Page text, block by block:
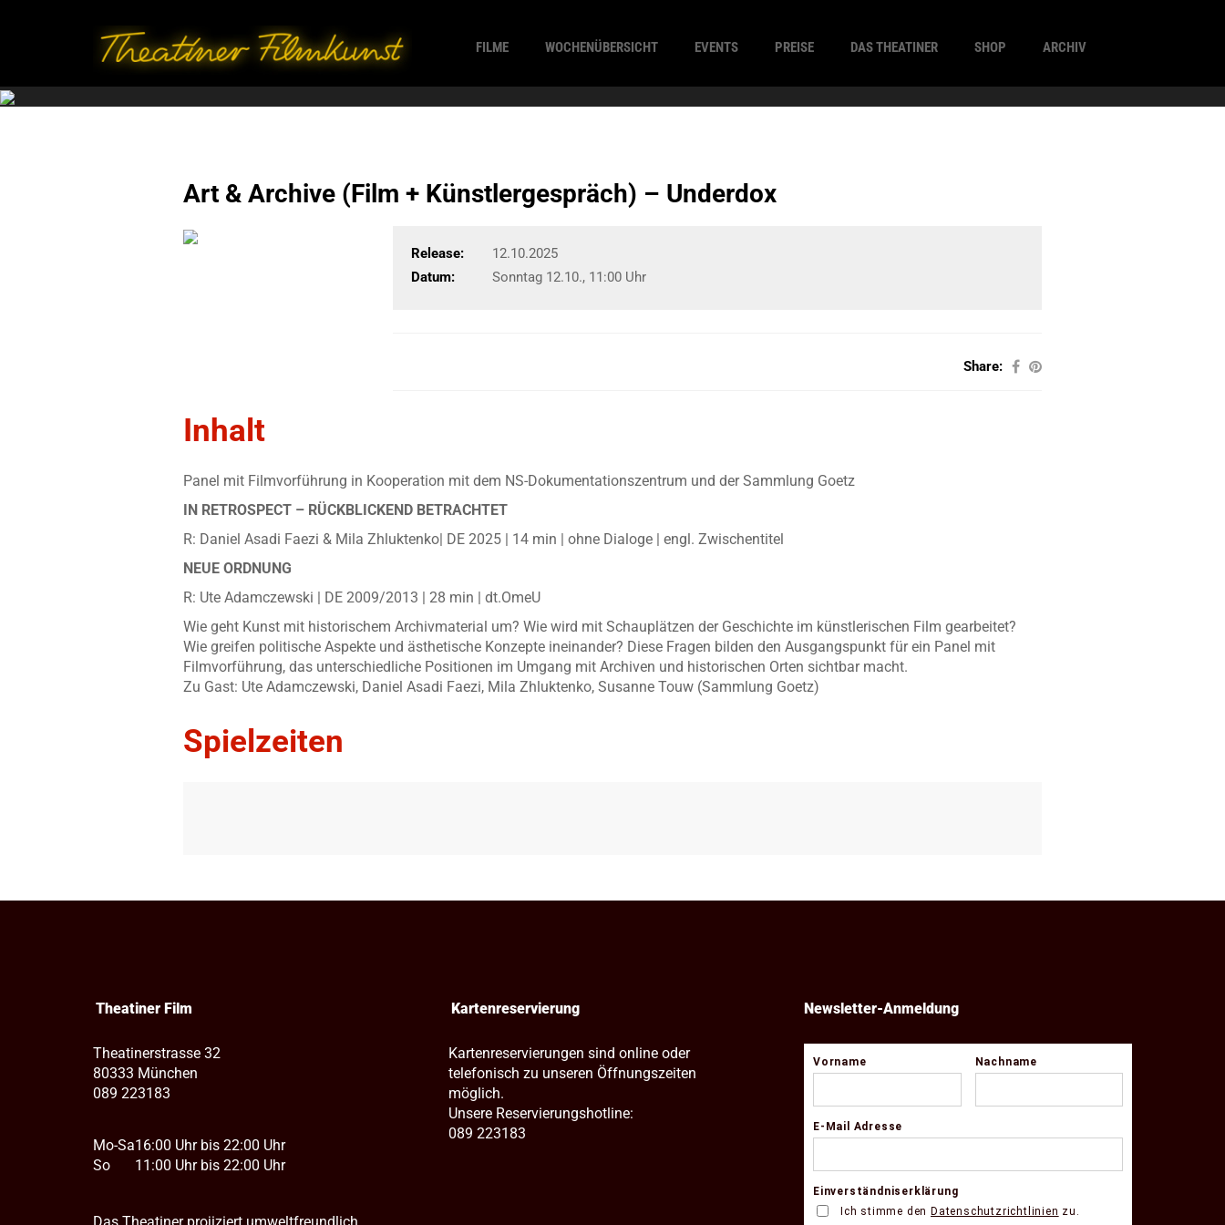
FILME WOCHENÜBERSICHT EVENTS PREISE DAS THEATINER SHOP ARCHIV
Art & Archive (Film + Künstlergespräch) – Underdox
Release:
12.10.2025
Datum:
Sonntag 12.10., 11:00 Uhr
Share:
Inhalt
Panel mit Filmvorführung in Kooperation mit dem NS-Dokumentationszentrum und der Sammlung Goetz
IN RETROSPECT – RÜCKBLICKEND BETRACHTET
R: Daniel Asadi Faezi & Mila Zhluktenko| DE 2025 | 14 min | ohne Dialoge | engl. Zwischentitel
NEUE ORDNUNG
R: Ute Adamczewski | DE 2009/2013 | 28 min | dt.OmeU
Wie geht Kunst mit historischem Archivmaterial um? Wie wird mit Schauplätzen der Geschichte im künstlerischen Film gearbeitet?
Wie greifen politische Aspekte und ästhetische Konzepte ineinander? Diese Fragen bilden den Ausgangspunkt für ein Panel mit
Filmvorführung, das unterschiedliche Positionen im Umgang mit Archiven und historischen Orten sichtbar macht.
Zu Gast: Ute Adamczewski, Daniel Asadi Faezi, Mila Zhluktenko, Susanne Touw (Sammlung Goetz)
Spielzeiten
Theatiner Film
Theatinerstrasse 32
80333 München
089 223183
Mo-Sa
So
16:00 Uhr bis 22:00 Uhr
11:00 Uhr bis 22:00 Uhr
Kartenreservierung
Kartenreservierungen sind online oder
telefonisch zu unseren Öffnungszeiten
möglich.
Unsere Reservierungshotline:
089 223183
Newsletter-Anmeldung